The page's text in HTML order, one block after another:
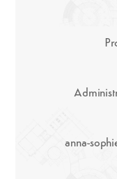
anna-